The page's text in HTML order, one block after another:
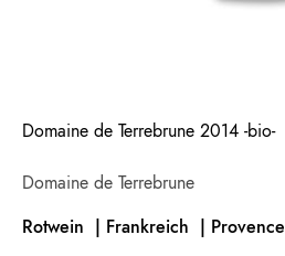
Domaine de Terrebrune 2014 -bio-
Domaine de Terrebrune
Rotwein | Frankreich | Provence